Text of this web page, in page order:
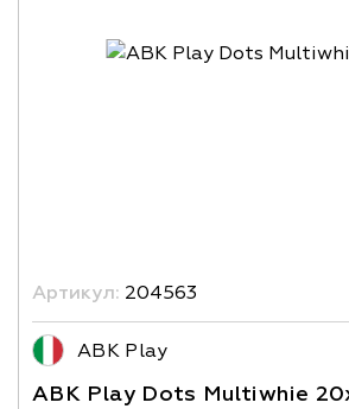
Артикул: 204563
ABK Play
ABK Play Dots Multiwhie